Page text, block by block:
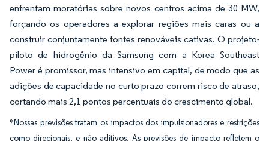
enfrentam moratórias sobre novos centros acima de 30 MW,
forçando os operadores a explorar regiões mais caras ou a
construir conjuntamente fontes renováveis cativas. O projeto-
piloto de hidrogênio da Samsung com a Korea Southeast
Power é promissor, mas intensivo em capital, de modo que as
adições de capacidade no curto prazo correm risco de atraso,
cortando mais 2,1 pontos percentuais do crescimento global.
*Nossas previsões tratam os impactos dos impulsionadores e restrições
como direcionais, e não aditivos. As previsões de impacto refletem o